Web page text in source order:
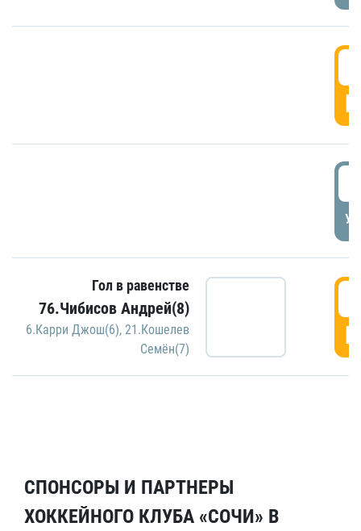
Гол в равенстве
76.Чибисов Андрей(8)
6.Карри Джош(6), 21.Кошелев
Семён(7)
СПОНСОРЫ И ПАРТНЕРЫ
ХОККЕЙНОГО КЛУБА «СОЧИ» В